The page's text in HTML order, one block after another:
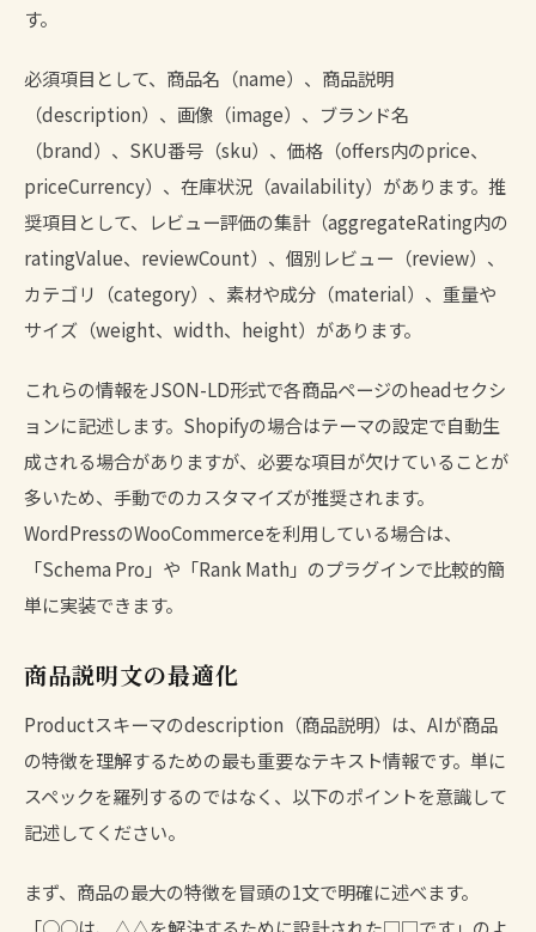
す。
必須項目として、商品名（name）、商品説明
（description）、画像（image）、ブランド名
（brand）、SKU番号（sku）、価格（offers内のprice、
priceCurrency）、在庫状況（availability）があります。推
奨項目として、レビュー評価の集計（aggregateRating内の
ratingValue、reviewCount）、個別レビュー（review）、
カテゴリ（category）、素材や成分（material）、重量や
サイズ（weight、width、height）があります。
これらの情報をJSON-LD形式で各商品ページのheadセクシ
ョンに記述します。Shopifyの場合はテーマの設定で自動生
成される場合がありますが、必要な項目が欠けていることが
多いため、手動でのカスタマイズが推奨されます。
WordPressのWooCommerceを利用している場合は、
「Schema Pro」や「Rank Math」のプラグインで比較的簡
単に実装できます。
商品説明文の最適化
Productスキーマのdescription（商品説明）は、AIが商品
の特徴を理解するための最も重要なテキスト情報です。単に
スペックを羅列するのではなく、以下のポイントを意識して
記述してください。
まず、商品の最大の特徴を冒頭の1文で明確に述べます。